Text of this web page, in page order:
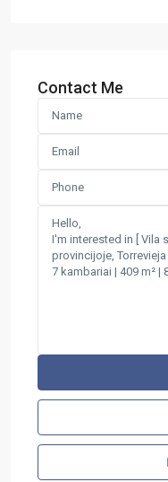
Contact Me